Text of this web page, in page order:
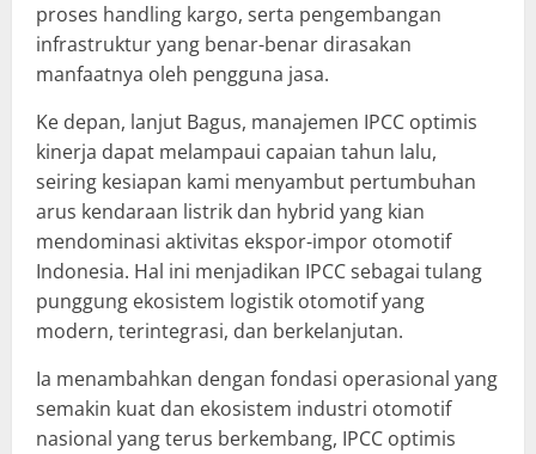
proses handling kargo, serta pengembangan
infrastruktur yang benar-benar dirasakan
manfaatnya oleh pengguna jasa.
Ke depan, lanjut Bagus, manajemen IPCC optimis
kinerja dapat melampaui capaian tahun lalu,
seiring kesiapan kami menyambut pertumbuhan
arus kendaraan listrik dan hybrid yang kian
mendominasi aktivitas ekspor-impor otomotif
Indonesia. Hal ini menjadikan IPCC sebagai tulang
punggung ekosistem logistik otomotif yang
modern, terintegrasi, dan berkelanjutan.
Ia menambahkan dengan fondasi operasional yang
semakin kuat dan ekosistem industri otomotif
nasional yang terus berkembang, IPCC optimis